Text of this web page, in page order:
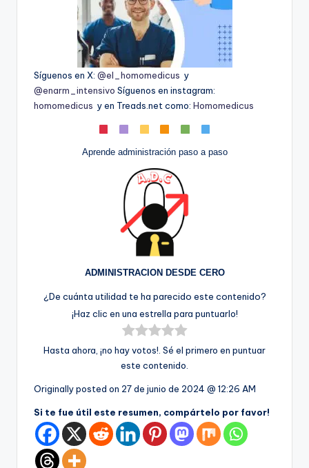
Síguenos en X: @el_homomedicus y
@enarm_intensivo Síguenos en instagram:
homomedicus y en Treads.net como: Homomedicus
Aprende administración paso a paso
ADMINISTRACION DESDE CERO
¿De cuánta utilidad te ha parecido este contenido?
¡Haz clic en una estrella para puntuarlo!
Hasta ahora, ¡no hay votos!. Sé el primero en puntuar
este contenido.
Originally posted on 27 de junio de 2024 @ 12:26 AM
Si te fue útil este resumen, compártelo por favor!